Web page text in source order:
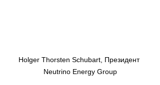
Holger Thorsten Schubart, Президент
Neutrino Energy Group